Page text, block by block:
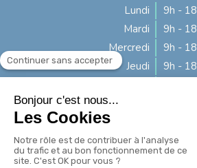
Lundi
9h -
Mardi
9h -
Mercredi
9h -
Jeudi
9h -
Samedi
Dimanche
Rechercher